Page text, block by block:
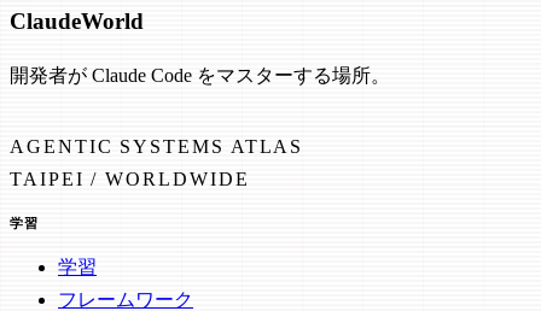
ClaudeWorld
開発者が Claude Code をマスターする場所。
AGENTIC SYSTEMS ATLAS
TAIPEI / WORLDWIDE
学習
学習
フレームワーク